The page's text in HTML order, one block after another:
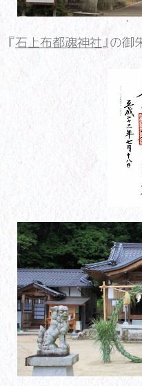
『石上布都魂神社』の御